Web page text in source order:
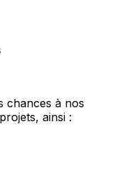
chances à nos
ainsi :